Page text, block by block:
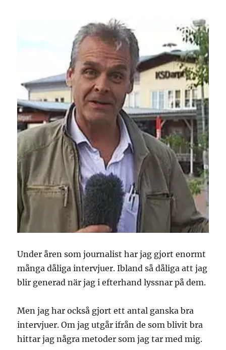
Under åren som journalist har jag gjort enormt
många dåliga intervjuer. Ibland så dåliga att jag
blir generad när jag i efterhand lyssnar på dem.
Men jag har också gjort ett antal ganska bra
intervjuer. Om jag utgår ifrån de som blivit bra
hittar jag några metoder som jag tar med mig.